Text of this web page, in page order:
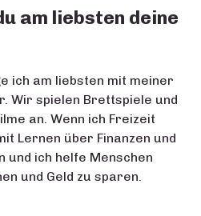
am liebsten deine
ich am liebsten mit meiner
Wir spielen Brettspiele und
an. Wenn ich Freizeit
Lernen über Finanzen und
ich helfe Menschen
und Geld zu sparen.